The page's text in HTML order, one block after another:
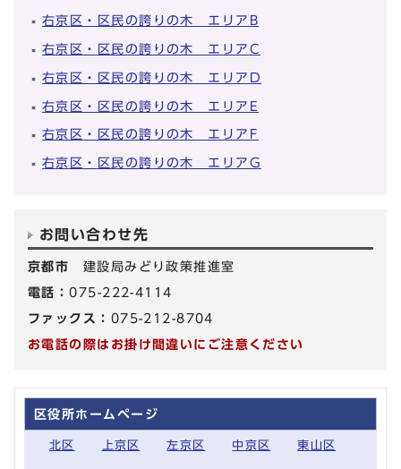
右京区・区民の誇りの木 エリアB
右京区・区民の誇りの木 エリアC
右京区・区民の誇りの木 エリアD
右京区・区民の誇りの木 エリアE
右京区・区民の誇りの木 エリアF
右京区・区民の誇りの木 エリアG
お問い合わせ先
京都市 建設局みどり政策推進室
電話：075-222-4114
ファックス： 075-212-8704
お電話の際はお掛け間違いにご注意ください
区役所ホームページ
北区 上京区 左京区 中京区 東山区